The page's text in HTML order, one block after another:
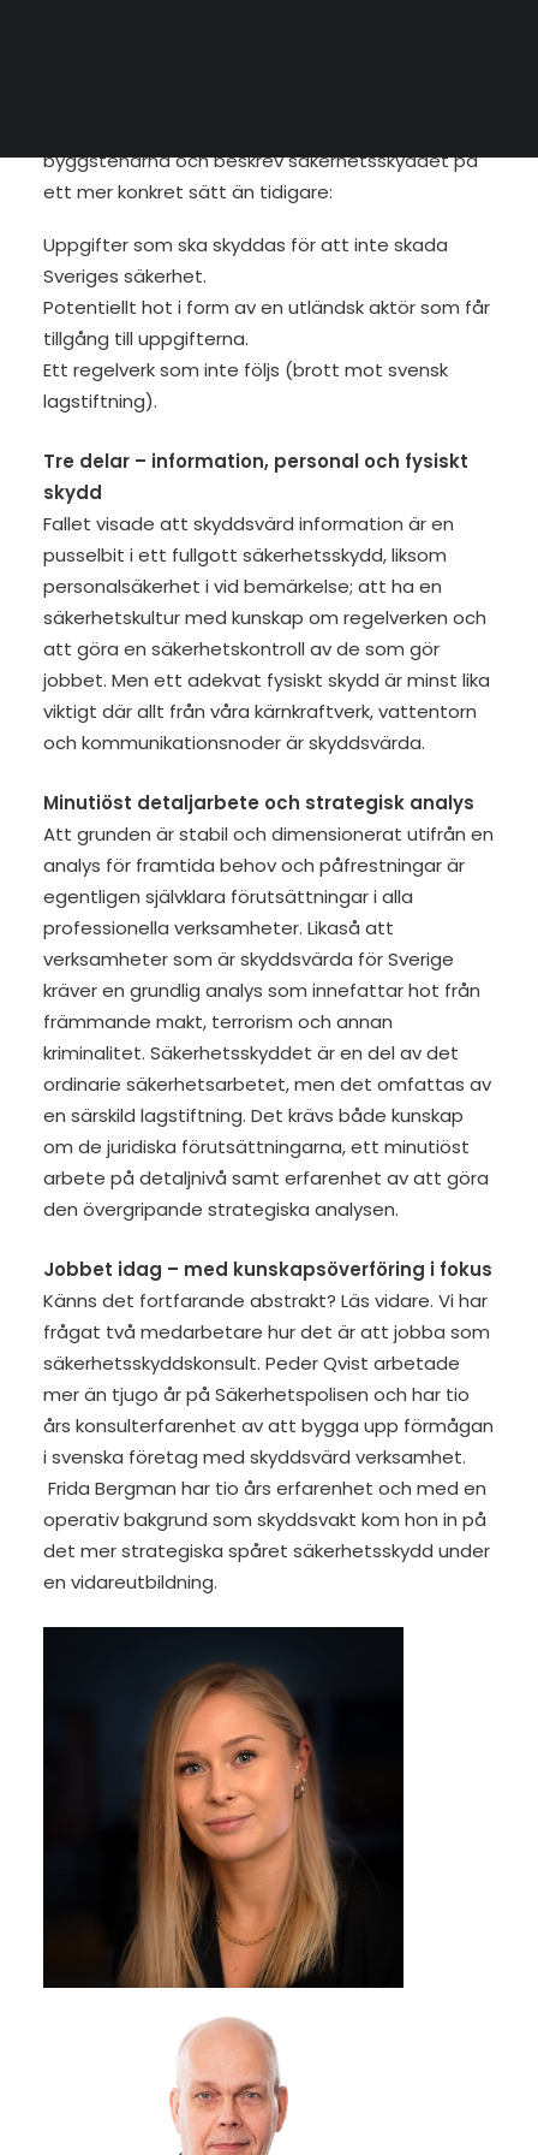
byggstenarna och beskrev säkerhetsskyddet på
ett mer konkret sätt än tidigare:
Uppgifter som ska skyddas för att inte skada
Sveriges säkerhet.
Potentiellt hot i form av en utländsk aktör som får
tillgång till uppgifterna.
Ett regelverk som inte följs (brott mot svensk
lagstiftning).
Tre delar – information, personal och fysiskt
skydd
Fallet visade att skyddsvärd information är en
pusselbit i ett fullgott säkerhetsskydd, liksom
personalsäkerhet i vid bemärkelse; att ha en
säkerhetskultur med kunskap om regelverken och
att göra en säkerhetskontroll av de som gör
jobbet. Men ett adekvat fysiskt skydd är minst lika
viktigt där allt från våra kärnkraftverk, vattentorn
och kommunikationsnoder är skyddsvärda.
Minutiöst detaljarbete och strategisk analys
Att grunden är stabil och dimensionerat utifrån en
analys för framtida behov och påfrestningar är
egentligen självklara förutsättningar i alla
professionella verksamheter. Likaså att
verksamheter som är skyddsvärda för Sverige
kräver en grundlig analys som innefattar hot från
främmande makt, terrorism och annan
kriminalitet. Säkerhetsskyddet är en del av det
ordinarie säkerhetsarbetet, men det omfattas av
en särskild lagstiftning. Det krävs både kunskap
om de juridiska förutsättningarna, ett minutiöst
arbete på detaljnivå samt erfarenhet av att göra
den övergripande strategiska analysen.
Jobbet idag – med kunskapsöverföring i fokus
Känns det fortfarande abstrakt? Läs vidare. Vi har
frågat två medarbetare hur det är att jobba som
säkerhetsskyddskonsult. Peder Qvist arbetade
mer än tjugo år på Säkerhetspolisen och har tio
års konsulterfarenhet av att bygga upp förmågan
i svenska företag med skyddsvärd verksamhet.
Frida Bergman har tio års erfarenhet och med en
operativ bakgrund som skyddsvakt kom hon in på
det mer strategiska spåret säkerhetsskydd under
en vidareutbildning.